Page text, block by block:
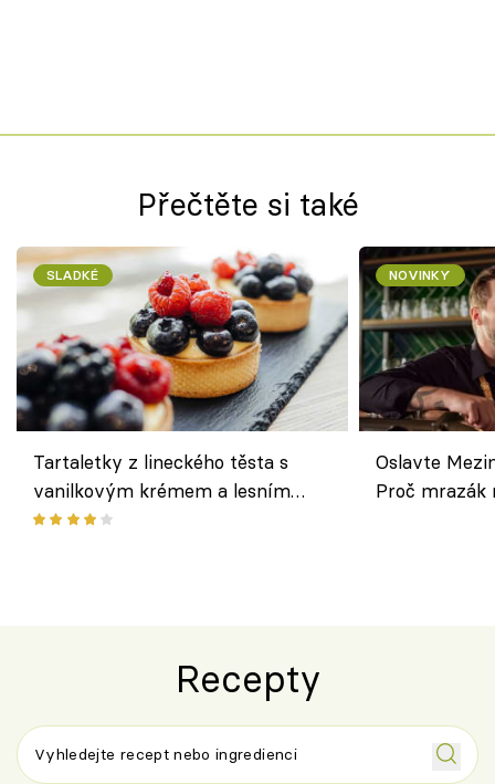
Přečtěte si také
SLADKÉ
Tartaletky z lineckého těsta s
vanilkovým krémem a lesním
ovocem podle Bread Society
NOVINKY
Oslavte
Proč
Recepty